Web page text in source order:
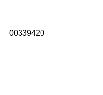
00339420